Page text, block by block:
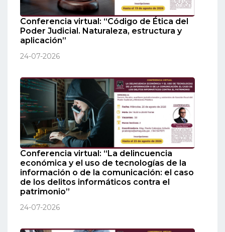
Conferencia virtual: “Código de Ética del
Poder Judicial. Naturaleza, estructura y
aplicación”
24-07-2026
Conferencia virtual: “La delincuencia
económica y el uso de tecnologías de la
información o de la comunicación: el caso
de los delitos informáticos contra el
patrimonio”
24-07-2026